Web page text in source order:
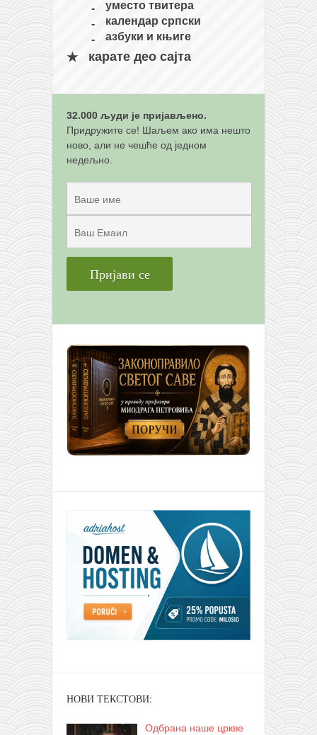
уместо твитера
календар српски
азбуки и књиге
карате део сајта
32.000 људи је пријављено.
Придружите се! Шаљем ако има нешто
ново, али не чешће од једном
недељно.
НОВИ ТЕКСТОВИ:
Одбрана наше цркве